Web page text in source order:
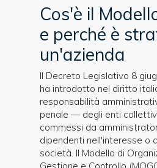
Cos'è il
e perché è
un'azienda
Il Decreto Legislativo 8
ha introdotto nel diritto
responsabilità
penale — degli enti
commessi da
dipendenti nell'interesse o
società. Il Modello di